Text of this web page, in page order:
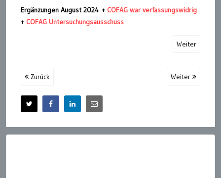
Ergänzungen August 2024 + COFAG war verfassungswidrig
+ COFAG Untersuchungsausschuss
Weiter
Zurück Weiter